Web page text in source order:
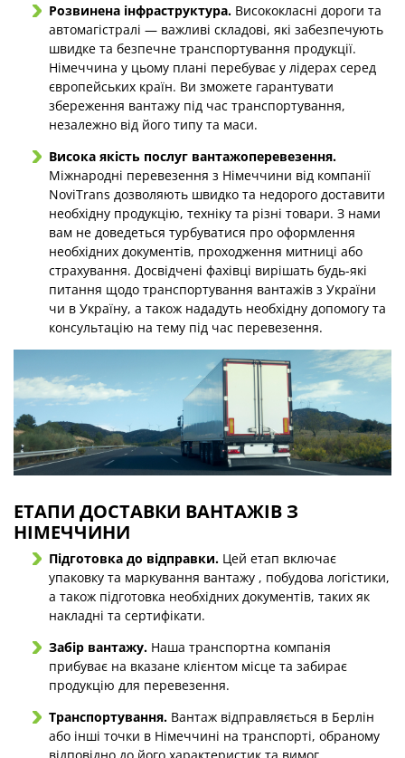
Розвинена інфраструктура.Висококласні дороги та
автомагістралі — важливі складові, які забезпечують
швидке та безпечне транспортування продукції.
Німеччина у цьому плані перебуває у лідерах серед
європейських країн. Ви зможете гарантувати
збереження вантажу під час транспортування,
незалежно від його типу та маси.
Висока якість послуг вантажоперевезення.
Міжнародні перевезення з Німеччини від компанії
NoviTrans дозволяють швидко та недорого доставити
необхідну продукцію, техніку та різні товари. З нами
вам не доведеться турбуватися про оформлення
необхідних документів, проходження митниці або
страхування. Досвідчені фахівці вирішать будь-які
питання щодо транспортування вантажів з України
чи в Україну, а також нададуть необхідну допомогу та
консультацію на тему під час перевезення.
ЕТАПИ ДОСТАВКИ ВАНТАЖІВ З
НІМЕЧЧИНИ
Підготовка до відправки.Цей етап включає
упаковку та маркування вантажу , побудова логістики,
а також підготовка необхідних документів, таких як
накладні та сертифікати.
Забір вантажу.Наша транспортна компанія
прибуває на вказане клієнтом місце та забирає
продукцію для перевезення.
Транспортування.Вантаж відправляється в Берлін
або інші точки в Німеччині на транспорті, обраному